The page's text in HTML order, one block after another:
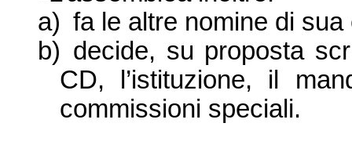
a) fa le altre nomine di
b) decide, su proposta
CD, l’istituzione, il
commissioni speciali.